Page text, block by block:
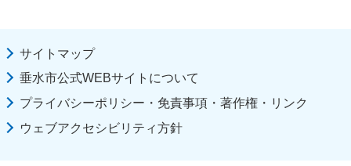
サイトマップ
垂水市公式WEBサイトについて
プライバシーポリシー・免責事項・著作権・リンク
ウェブアクセシビリティ方針